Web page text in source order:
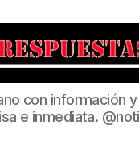
con información
e inmediata.